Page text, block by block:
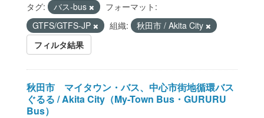
タグ: バス-bus
フォーマット:
GTFS/GTFS-JP
組織:
秋田市 / Akita City
フィルタ結果
秋田市 マイタウン・バス、中心市街地循環バス
ぐるる / Akita City（My-Town Bus・GURURU
Bus）